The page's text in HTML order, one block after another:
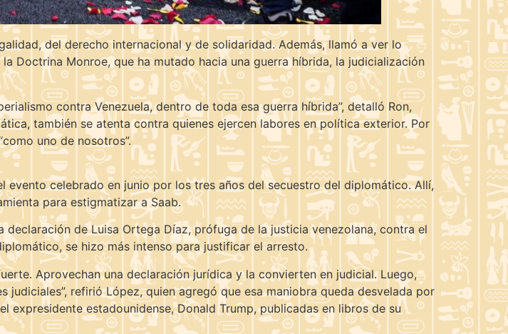
del derecho internacional y de solidaridad. Además, llamó a ver lo
Doctrina Monroe, que ha mutado hacia una guerra híbrida, la judicialización
contra Venezuela, dentro de toda esa guerra híbrida”, detalló Ron,
también se atenta contra quienes ejercen labores en política exterior. Por
uno de nosotros”.
celebrado en junio por los tres años del secuestro del diplomático. Allí,
para estigmatizar a Saab.
de Luisa Ortega Díaz, prófuga de la justicia venezolana, contra el
se hizo más intenso para justificar el arresto.
Aprovechan una declaración jurídica y la convierten en judicial. Luego,
refirió López, quien agregó que esa maniobra queda desvelada por
estadounidense, Donald Trump, publicadas en libros de su